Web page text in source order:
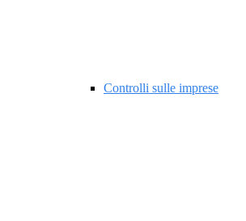
Controlli sulle imprese